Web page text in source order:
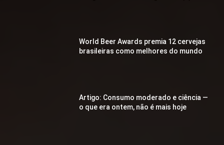
World Beer Awards premia 12 cervejas
brasileiras como melhores do mundo
Artigo: Consumo moderado e ciência —
o que era ontem, não é mais hoje